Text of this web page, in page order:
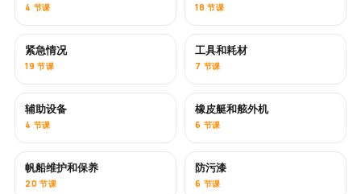
4 节课 18 节课
紧急情况
19 节课
工具和耗材
7 节课
辅助设备
4 节课
橡皮艇和舷外机
6 节课
帆船维护和保养
20 节课
即将推出
防污漆
6 节课